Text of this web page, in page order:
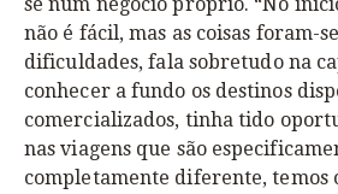
não é fácil, mas as coisas foram-
dificuldades, fala sobretudo na
conhecer a fundo os destinos
comercializados, tinha tido
nas viagens que são
completamente diferente,